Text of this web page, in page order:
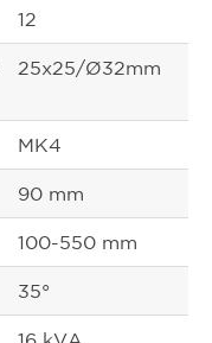
12
25x25/Ø32mm
MK4
90 mm
100-550 mm
35°